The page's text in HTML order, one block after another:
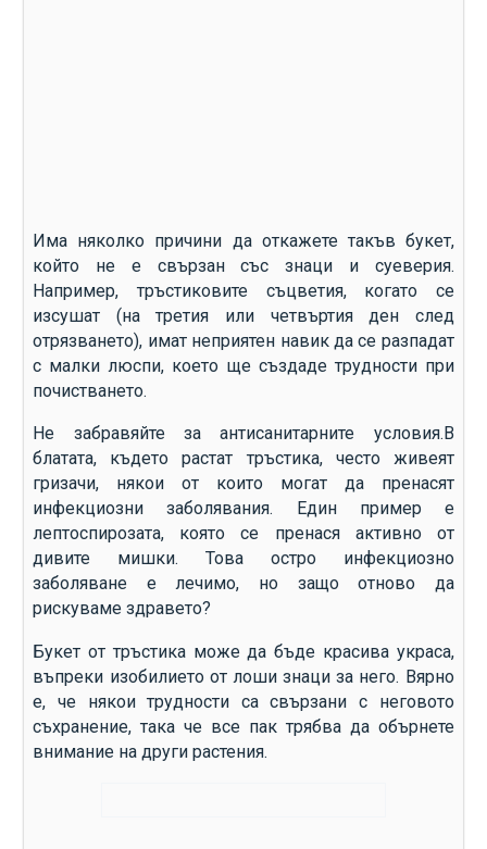
Има няколко причини да откажете такъв букет,
който не е свързан със знаци и суеверия.
Например, тръстиковите съцветия, когато се
изсушат (на третия или четвъртия ден след
отрязването), имат неприятен навик да се разпадат
с малки люспи, което ще създаде трудности при
почистването.
Не забравяйте за антисанитарните условия.В
блатата, където растат тръстика, често живеят
гризачи, някои от които могат да пренасят
инфекциозни заболявания. Един пример е
лептоспирозата, която се пренася активно от
дивите мишки. Това остро инфекциозно
заболяване е лечимо, но защо отново да
рискуваме здравето?
Букет от тръстика може да бъде красива украса,
въпреки изобилието от лоши знаци за него. Вярно
е, че някои трудности са свързани с неговото
съхранение, така че все пак трябва да обърнете
внимание на други растения.